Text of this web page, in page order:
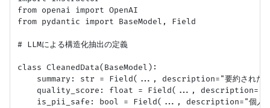
from openai import OpenAI
from pydantic import BaseModel, Field
# LLMによる構造化抽出の定義
class CleanedData(BaseModel):
summary: str = Field(..., description="要約されたク
quality_score: float = Field(...,
is_pii_safe: bool = Field(..., description="個人情